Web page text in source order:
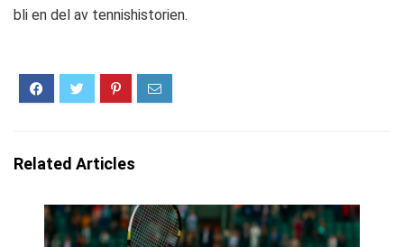
bli en del av tennishistorien.
Related Articles